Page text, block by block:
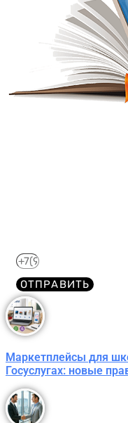
ОТПРАВИТЬ
Маркетплейсы для
Госуслугах: новые